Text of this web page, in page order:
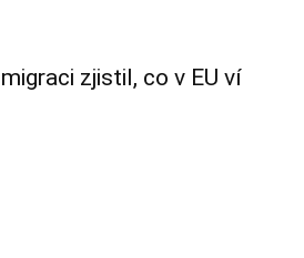
zjistil, co v EU ví